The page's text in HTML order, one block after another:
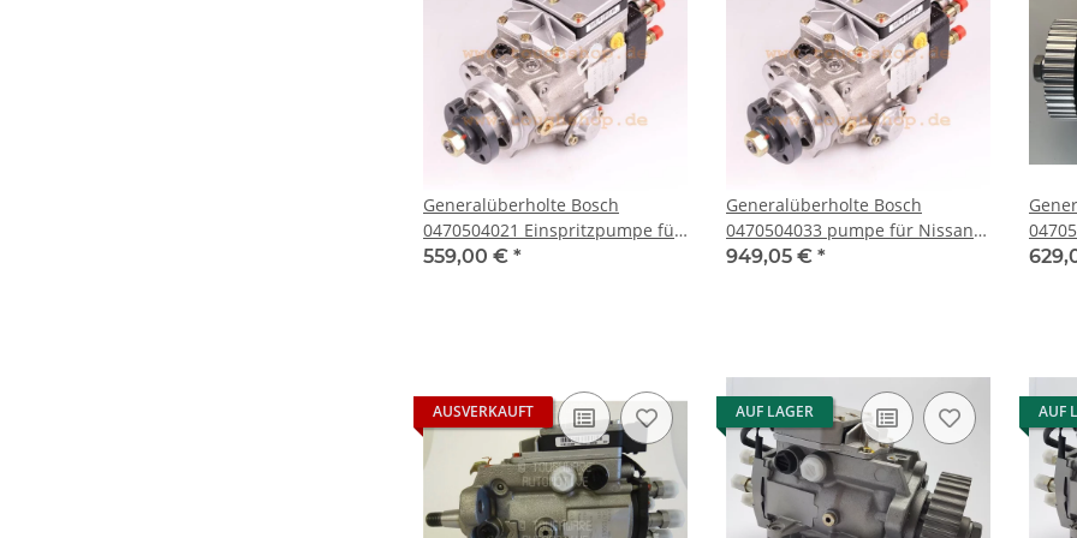
Generalüberholte Bosch
0470504021 Einspritzpumpe für
Ford MONDEO III 2.0 16V TDDi /
559,00 € *
Generalüberholte Bosch
0470504033 pumpe für Nissan
Murano Navara NP300
949,05 € *
0470506002
AUDI
AUSVERKAUFT AUF LAGER AUF